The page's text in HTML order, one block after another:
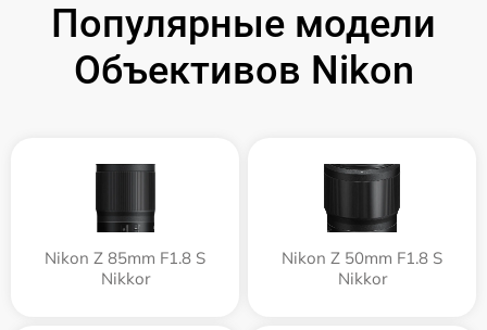
Популярные модели
Объективов Nikon
Nikon Z 85mm F1.8 S
Nikkor
Nikon Z 50mm F1.8 S
Nikkor